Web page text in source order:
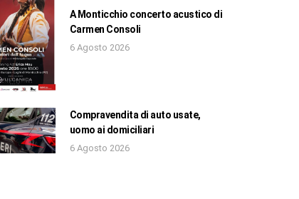
A Monticchio concerto acustico di
Carmen Consoli
6 Agosto 2026
Compravendita di auto usate,
uomo ai domiciliari
6 Agosto 2026